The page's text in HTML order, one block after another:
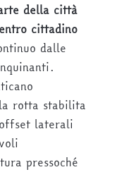
della città
cittadino
dalle
rotta stabilita
laterali
pressoché